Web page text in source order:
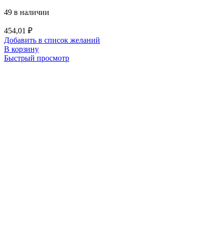
49 в наличии
454,01 ₽
Добавить в список желаний
В корзину
Быстрый просмотр